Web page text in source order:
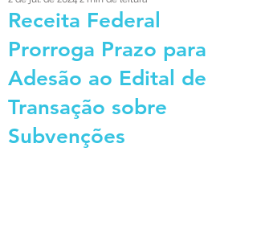
Receita Federal
Prorroga Prazo para
Adesão ao Edital de
Transação sobre
Subvenções